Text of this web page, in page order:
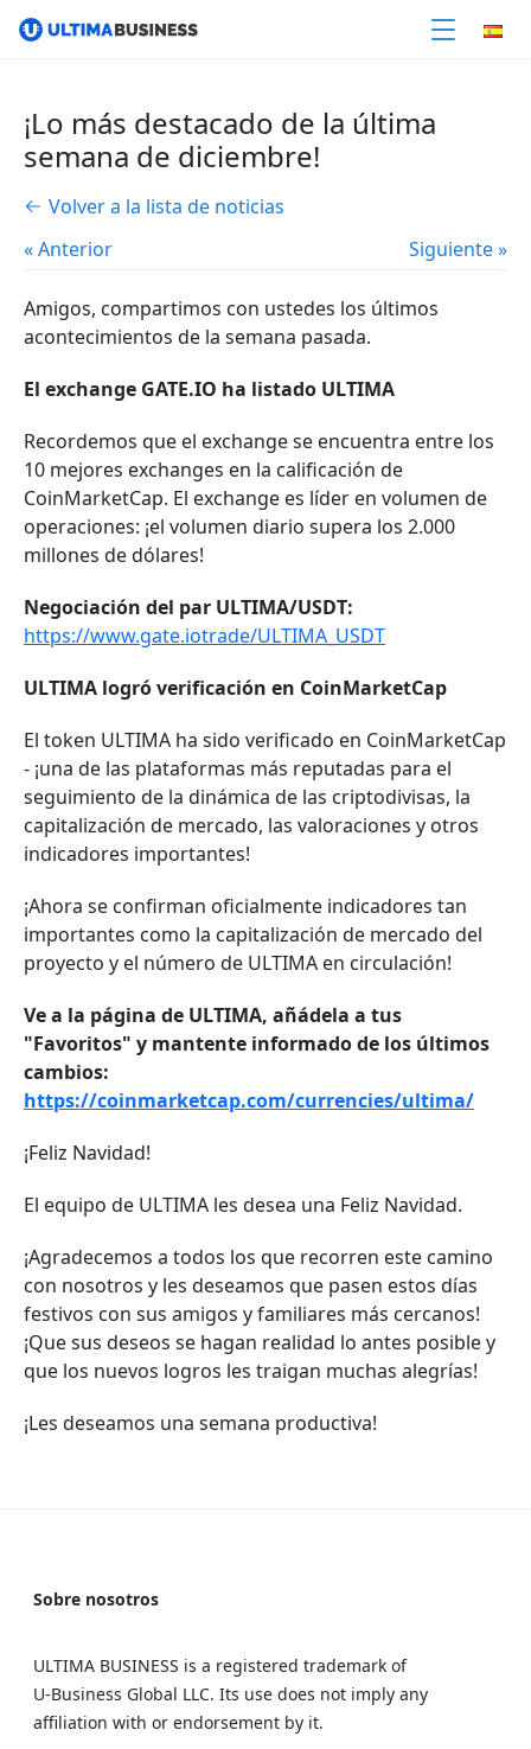
¡Lo más destacado de la última
semana de diciembre!
Volver a la lista de noticias
« Anterior
Siguiente »
Amigos, compartimos con ustedes los últimos
acontecimientos de la semana pasada.
El exchange GATE.IO ha listado ULTIMA
Recordemos que el exchange se encuentra entre los
10 mejores exchanges en la calificación de
CoinMarketCap. El exchange es líder en volumen de
operaciones: ¡el volumen diario supera los 2.000
millones de dólares!
Negociación del par ULTIMA/USDT:
https://www.gate.iotrade/ULTIMA_USDT
ULTIMA logró verificación en CoinMarketCap
El token ULTIMA ha sido verificado en CoinMarketCap
- ¡una de las plataformas más reputadas para el
seguimiento de la dinámica de las criptodivisas, la
capitalización de mercado, las valoraciones y otros
indicadores importantes!
¡Ahora se confirman oficialmente indicadores tan
importantes como la capitalización de mercado del
proyecto y el número de ULTIMA en circulación!
Ve a la página de ULTIMA, añádela a tus
"Favoritos" y mantente informado de los últimos
cambios:
https://coinmarketcap.com/currencies/ultima/
¡Feliz Navidad!
El equipo de ULTIMA les desea una Feliz Navidad.
¡Agradecemos a todos los que recorren este camino
con nosotros y les deseamos que pasen estos días
festivos con sus amigos y familiares más cercanos!
¡Que sus deseos se hagan realidad lo antes posible y
que los nuevos logros les traigan muchas alegrías!
¡Les deseamos una semana productiva!
Sobre nosotros
ULTIMA BUSINESS is a registered trademark of
U‑Business Global LLC. Its use does not imply any
affiliation with or endorsement by it.